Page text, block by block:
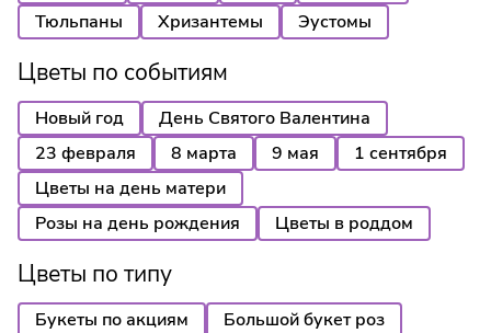
Тюльпаны
Хризантемы Эустомы
Цветы по событиям
Новый год
День Святого Валентина
23 февраля
8 марта 9 мая
1 сентября
Цветы на день матери
Розы на день рождения
Цветы в роддом
Цветы по типу
Букеты по акциям
Большой букет роз